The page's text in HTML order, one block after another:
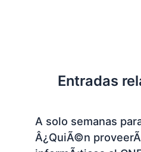
Entradas
A solo semanas
Â¿QuiÃ©n